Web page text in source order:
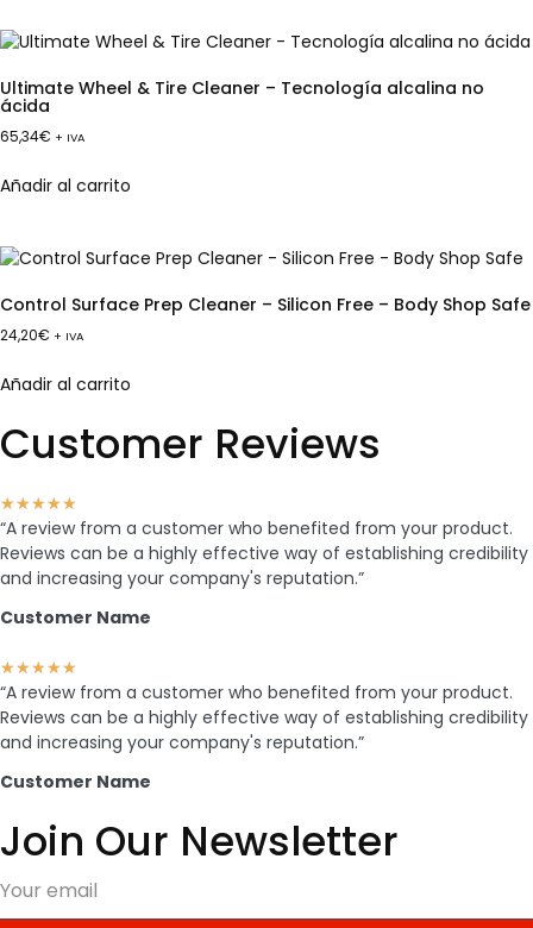
Ultimate Wheel & Tire Cleaner – Tecnología alcalina no
ácida
65,34€ + IVA
Añadir al carrito
Control Surface Prep Cleaner – Silicon Free – Body Shop Safe
24,20€ + IVA
Añadir al carrito
Customer Reviews
★★★★★
“A review from a customer who benefited from your product.
Reviews can be a highly effective way of establishing credibility
and increasing your company's reputation.”
Customer Name
★★★★★
“A review from a customer who benefited from your product.
Reviews can be a highly effective way of establishing credibility
and increasing your company's reputation.”
Customer Name
Join Our Newsletter